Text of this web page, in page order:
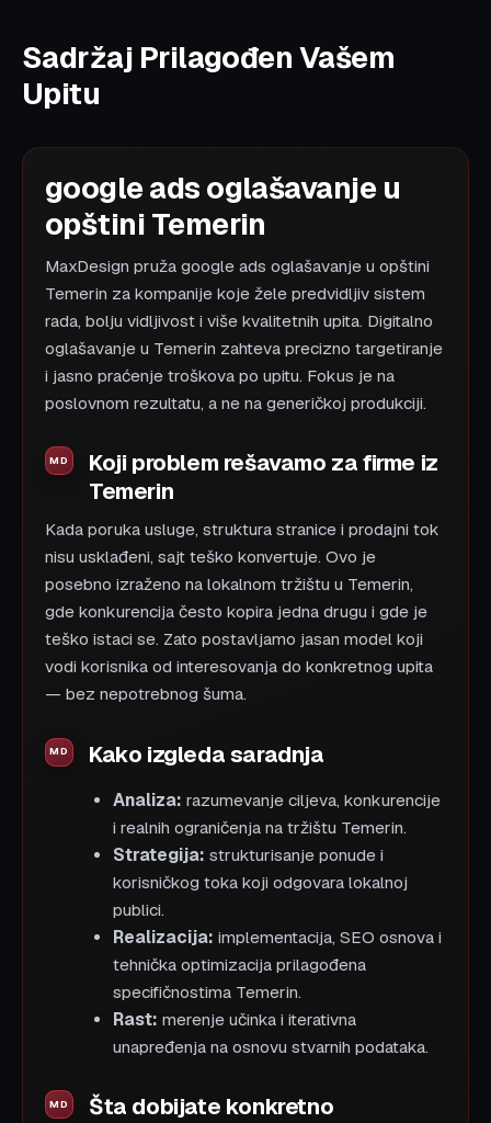
Sadržaj Prilagođen Vašem
Upitu
google ads oglašavanje u
opštini Temerin
MaxDesign pruža google ads oglašavanje u opštini
Temerin za kompanije koje žele predvidljiv sistem
rada, bolju vidljivost i više kvalitetnih upita. Digitalno
oglašavanje u Temerin zahteva precizno targetiranje
i jasno praćenje troškova po upitu. Fokus je na
poslovnom rezultatu, a ne na generičkoj produkciji.
Koji problem rešavamo za firme iz
Temerin
Kada poruka usluge, struktura stranice i prodajni tok
nisu usklađeni, sajt teško konvertuje. Ovo je
posebno izraženo na lokalnom tržištu u Temerin,
gde konkurencija često kopira jedna drugu i gde je
teško istaci se. Zato postavljamo jasan model koji
vodi korisnika od interesovanja do konkretnog upita
— bez nepotrebnog šuma.
Kako izgleda saradnja
Analiza: razumevanje ciljeva, konkurencije
i realnih ograničenja na tržištu Temerin.
Strategija: strukturisanje ponude i
korisničkog toka koji odgovara lokalnoj
publici.
Realizacija: implementacija, SEO osnova i
tehnička optimizacija prilagođena
specifičnostima Temerin.
Rast: merenje učinka i iterativna
unapređenja na osnovu stvarnih podataka.
Šta dobijate konkretno